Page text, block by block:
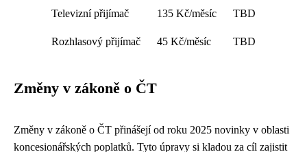
Televizní přijímač 135 Kč/měsíc TBD
Rozhlasový přijímač 45 Kč/měsíc TBD
Změny v zákoně o ČT
Změny v zákoně o ČT přinášejí od roku 2025 novinky v oblasti
koncesionářských poplatků. Tyto úpravy si kladou za cíl zajistit